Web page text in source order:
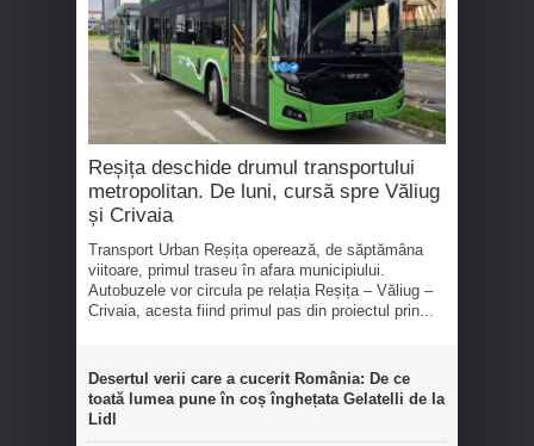
Reșița deschide drumul transportului
metropolitan. De luni, cursă spre Văliug
și Crivaia
Transport Urban Reșița operează, de săptămâna
viitoare, primul traseu în afara municipiului.
Autobuzele vor circula pe relația Reșița – Văliug –
Crivaia, acesta fiind primul pas din proiectul prin...
Desertul verii care a cucerit România: De ce
toată lumea pune în coș înghețata Gelatelli de la
Lidl